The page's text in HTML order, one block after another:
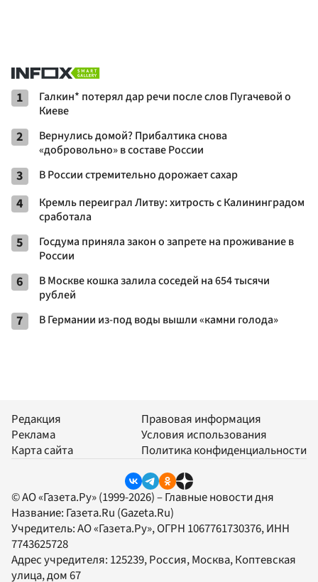
1
Галкин* потерял дар речи после слов Пугачевой о
Киеве
2
Вернулись домой? Прибалтика снова
«добровольно» в составе России
3 В России стремительно дорожает сахар
4
Кремль переиграл Литву: хитрость с Калининградом
сработала
5
Госдума приняла закон о запрете на проживание в
России
6
В Москве кошка залила соседей на 654 тысячи
рублей
7 В Германии из-под воды вышли «камни голода»
Редакция
Реклама
Карта сайта
Правовая информация
Условия использования
Политика конфиденциальности
© АО «Газета.Ру» (1999-2026) – Главные новости дня
Название: Газета.Ru (Gazeta.Ru)
Учредитель:АО «Газета.Ру», ОГРН 1067761730376, ИНН
7743625728
Адрес учредителя: 125239, Россия, Москва, Коптевская
улица, дом 67